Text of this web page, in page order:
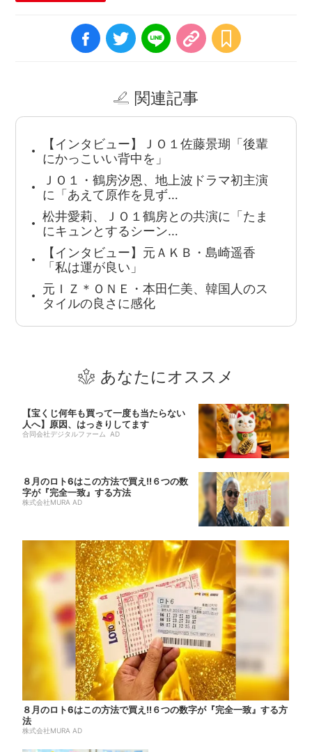
関連記事
【インタビュー】ＪＯ１佐藤景瑚「後輩
にかっこいい背中を」
ＪＯ１・鶴房汐恩、地上波ドラマ初主演
に「あえて原作を見ず…
松井愛莉、ＪＯ１鶴房との共演に「たま
にキュンとするシーン…
【インタビュー】元ＡＫＢ・島崎遥香
「私は運が良い」
元ＩＺ＊ＯＮＥ・本田仁美、韓国人のス
タイルの良さに感化
あなたにオススメ
【宝くじ何年も買って一度も当たらない
人へ】原因、はっきりしてます
合同会社デジタルファーム AD
８月のロト6はこの方法で買え!!６つの数
字が『完全一致』する方法
株式会社MURA AD
８月のロト6はこの方法で買え!!６つの数字が『完全一致』する方
法
株式会社MURA AD